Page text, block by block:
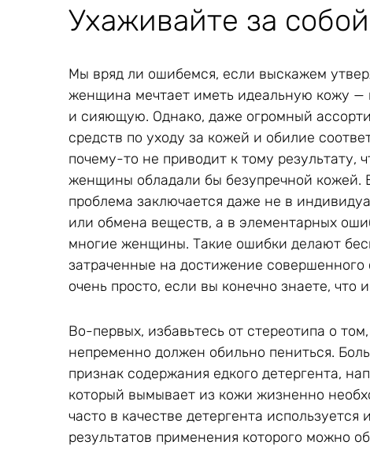
Ухаживайте за
Мы вряд ли ошибемся, если выскажем
женщина мечтает иметь идеальную кожу
и сияющую. Однако, даже огромный
средств по уходу за кожей и обилие
почему-то не приводит к тому результату,
женщины обладали бы безупречной кожей.
проблема заключается даже не в
или обмена веществ, а в элементарных
многие женщины. Такие ошибки делают
затраченные на достижение
очень просто, если вы конечно знаете, что
Во-первых, избавьтесь от стереотипа о
непременно должен обильно пениться.
признак содержания едкого детергента,
который вымывает из кожи жизненно
часто в качестве детергента
результатов применения которого можно